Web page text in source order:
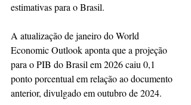
estimativas para o Brasil.
A atualização de janeiro do World
Economic Outlook aponta que a projeção
para o PIB do Brasil em 2026 caiu 0,1
ponto porcentual em relação ao documento
anterior, divulgado em outubro de 2024.